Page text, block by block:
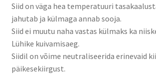
Siid on väga hea temperatuuri
jahutab ja külmaga annab sooja.
Siid ei muutu naha vastas külmaks ka
Lühike kuivamisaeg.
Siidil on võime neutraliseerida erinevaid
päikesekiirgust.